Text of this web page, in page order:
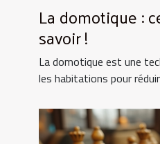
La domotique :
savoir !
La domotique est une
les habitations pour